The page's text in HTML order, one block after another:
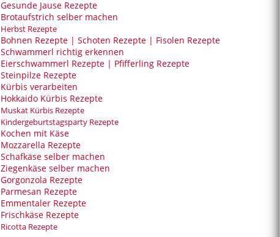
Gesunde Jause Rezepte
Brotaufstrich selber machen
Herbst Rezepte
Bohnen Rezepte | Schoten Rezepte | Fisolen Rezepte
Schwammerl richtig erkennen
Eierschwammerl Rezepte | Pfifferling Rezepte
Steinpilze Rezepte
Kürbis verarbeiten
Hokkaido Kürbis Rezepte
Muskat Kürbis Rezepte
Kindergeburtstagsparty Rezepte
Kochen mit Käse
Mozzarella Rezepte
Schafkäse selber machen
Ziegenkäse selber machen
Gorgonzola Rezepte
Parmesan Rezepte
Emmentaler Rezepte
Frischkäse Rezepte
Ricotta Rezepte